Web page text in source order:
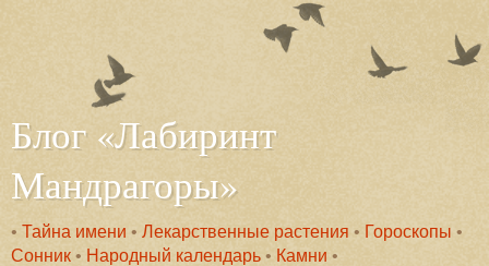
Блог «Лабиринт
Мандрагоры»
• Тайна имени • Лекарственные растения • Гороскопы •
Сонник • Народный календарь • Камни •